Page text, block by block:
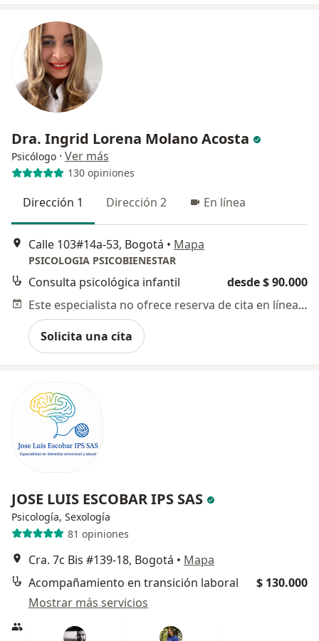
Dra. Ingrid Lorena Molano Acosta
Psicólogo · Ver más
130 opiniones
Dirección 1 Dirección 2 En línea
Calle 103#14a-53, Bogotá • Mapa
PSICOLOGIA PSICOBIENESTAR
Consulta psicológica infantil
desde $ 90.000
Este especialista no ofrece reserva de cita en línea en esta dirección.
Solicita una cita
JOSE LUIS ESCOBAR IPS SAS
Psicología, Sexología
81 opiniones
Cra. 7c Bis #139-18, Bogotá • Mapa
Acompañamiento en transición laboral
$ 130.000
Mostrar más servicios